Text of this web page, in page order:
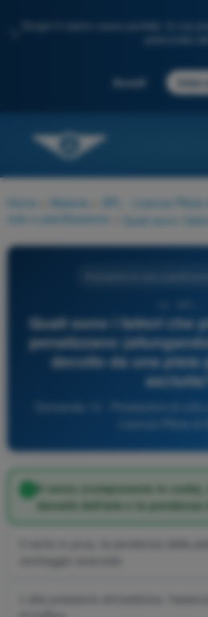
Scopri il nostro nuovo portale: la tua
Accedi Inizia
Home Materie SPL - Licenza Pilota
volo e pianificazione
Quali sono i fattori che
penalizzano
decollo da una pista
asciutta?
Il vento (componente in
densità dell'aria e la
centraggio avanzato